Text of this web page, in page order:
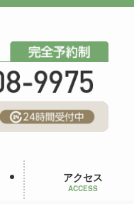
アクセス
ACCESS